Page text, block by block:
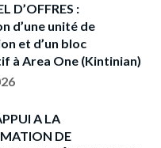
D’OFFRES :
d’une unité de
et d’un bloc
à Area One (Kintinian)
A LA
DE